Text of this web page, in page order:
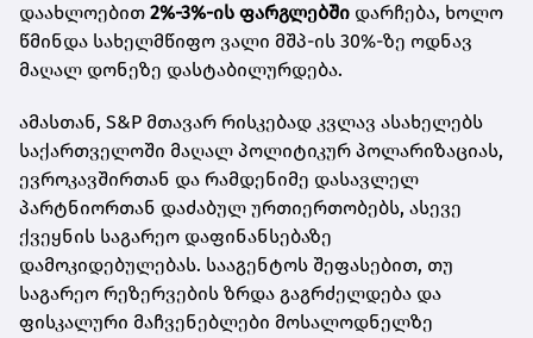
დაახლოებით 2%-3%-ის ფარგლებში დარჩება, ხოლო
წმინდა სახელმწიფო ვალი მშპ-ის 30%-ზე ოდნავ
მაღალ დონეზე დასტაბილურდება.
ამასთან, S&P მთავარ რისკებად კვლავ ასახელებს
საქართველოში მაღალ პოლიტიკურ პოლარიზაციას,
ევროკავშირთან და რამდენიმე დასავლელ
პარტნიორთან დაძაბულ ურთიერთობებს, ასევე
ქვეყნის საგარეო დაფინანსებაზე
დამოკიდებულებას. სააგენტოს შეფასებით, თუ
საგარეო რეზერვების ზრდა გაგრძელდება და
ფისკალური მაჩვენებლები მოსალოდნელზე